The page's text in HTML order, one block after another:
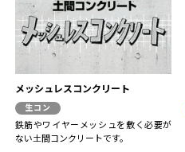
メッシュレスコンクリート
生コン
鉄筋やワイヤーメッシュを敷く必要が
ない土間コンクリートです。